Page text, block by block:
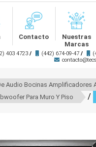
Contacto
Nuestras
Marcas
403 4723 / (442) 674-09-47 /
Audio Bocinas Amplificadores
Para Muro Y Piso /